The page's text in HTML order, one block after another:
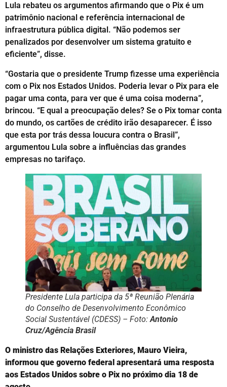
Lula rebateu os argumentos afirmando que o Pix é um
patrimônio nacional e referência internacional de
infraestrutura pública digital. “Não podemos ser
penalizados por desenvolver um sistema gratuito e
eficiente”, disse.
“Gostaria que o presidente Trump fizesse uma experiência
com o Pix nos Estados Unidos. Poderia levar o Pix para ele
pagar uma conta, para ver que é uma coisa moderna”,
brincou. “E qual a preocupação deles? Se o Pix tomar conta
do mundo, os cartões de crédito irão desaparecer. É isso
que esta por trás dessa loucura contra o Brasil”,
argumentou Lula sobre a influências das grandes
empresas no tarifaço.
Presidente Lula participa da 5ª Reunião Plenária
do Conselho de Desenvolvimento Econômico
Social Sustentável (CDESS) – Foto: Antonio
Cruz/Agência Brasil
O ministro das Relações Exteriores, Mauro Vieira,
informou que governo federal apresentará uma resposta
aos Estados Unidos sobre o Pix no próximo dia 18 de